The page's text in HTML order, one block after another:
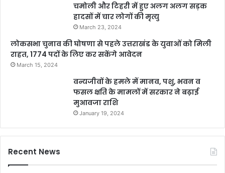
चमोली और टिहरी में हुए अलग अलग सड़क
हादसों में चार लोगों की मृत्यु
March 23, 2024
लोकसभा चुनाव की घोषणा से पहले उत्तराखंड के युवाओं को मिली
राहत, 1774 पदों के लिए कर सकेंगे आवेदन
March 15, 2024
वन्यजीवों के हमले में मानव, पशु, भवन व
फसल क्षति के मामलों में सरकार ने बढ़ाई
मुआवजा राशि
January 19, 2024
Recent News